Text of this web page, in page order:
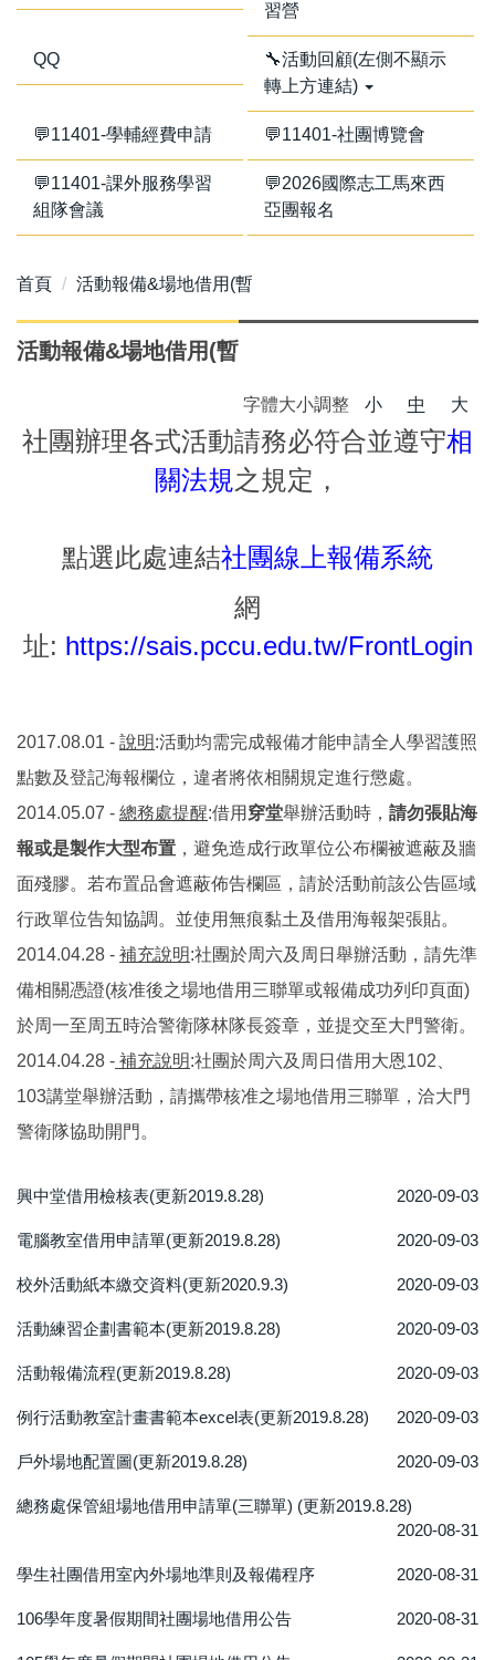
習營
QQ
🔧活動回顧(左側不顯示
轉上方連結)
💬11401-學輔經費申請 💬11401-社團博覽會
💬11401-課外服務學習
組隊會議
💬2026國際志工馬來西
亞團報名
首頁 活動報備&場地借用(暫
活動報備&場地借用(暫
字體大小調整 小 中 大
社團辦理各式活動請務必符合並遵守相
關法規之規定，
點選此處連結社團線上報備系統
網
址: https://sais.pccu.edu.tw/FrontLogin
2017.08.01 - 說明:活動均需完成報備才能申請全人學習護照
點數及登記海報欄位，違者將依相關規定進行懲處。
2014.05.07 - 總務處提醒:借用 穿堂舉辦活動時， 請勿張貼海
報或是製作大型布置 ，避免造成行政單位公布欄被遮蔽及牆
面殘膠。若布置品會遮蔽佈告欄區，請於活動前該公告區域
行政單位告知協調。並使用無痕黏土及借用海報架張貼。
2014.04.28 - 補充說明:社團於周六及周日舉辦活動，請先準
備相關憑證(核准後之場地借用三聯單或報備成功列印頁面)
於周一至周五時洽警衛隊林隊長簽章，並提交至大門警衛。
2014.04.28 - 補充說明:社團於周六及周日借用大恩102、
103講堂舉辦活動，請攜帶核准之場地借用三聯單，洽大門
警衛隊協助開門。
興中堂借用檢核表(更新2019.8.28) 2020-09-03
電腦教室借用申請單(更新2019.8.28) 2020-09-03
校外活動紙本繳交資料(更新2020.9.3) 2020-09-03
活動練習企劃書範本(更新2019.8.28) 2020-09-03
活動報備流程(更新2019.8.28) 2020-09-03
例行活動教室計畫書範本excel表(更新2019.8.28) 2020-09-03
戶外場地配置圖(更新2019.8.28) 2020-09-03
總務處保管組場地借用申請單(三聯單) (更新2019.8.28)
2020-08-31
學生社團借用室內外場地準則及報備程序 2020-08-31
106學年度暑假期間社團場地借用公告 2020-08-31